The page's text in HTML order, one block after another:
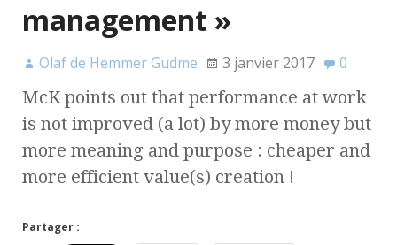
management »
Olaf de Hemmer Gudme 3 janvier 2017 0
McK points out that performance at work
is not improved (a lot) by more money but
more meaning and purpose : cheaper and
more efficient value(s) creation !
Partager :